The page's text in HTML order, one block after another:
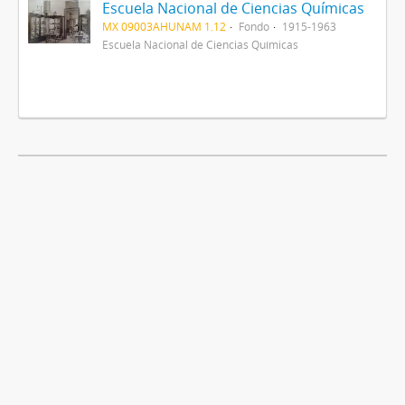
Escuela Nacional de Ciencias Químicas
MX 09003AHUNAM 1.12 Fondo
1915-1963
Escuela Nacional de Ciencias Químicas